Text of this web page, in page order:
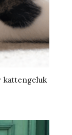
kattengeluk